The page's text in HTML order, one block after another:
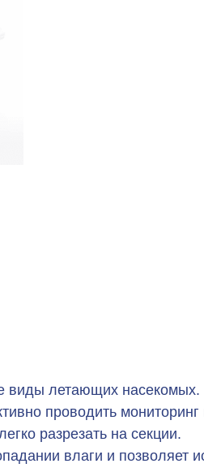
виды летающих насекомых.
проводить
разрезать на секции.
влаги и позволяет